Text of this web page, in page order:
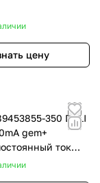
цену
350 DALI
gem+
ток
com +, Uin 12-